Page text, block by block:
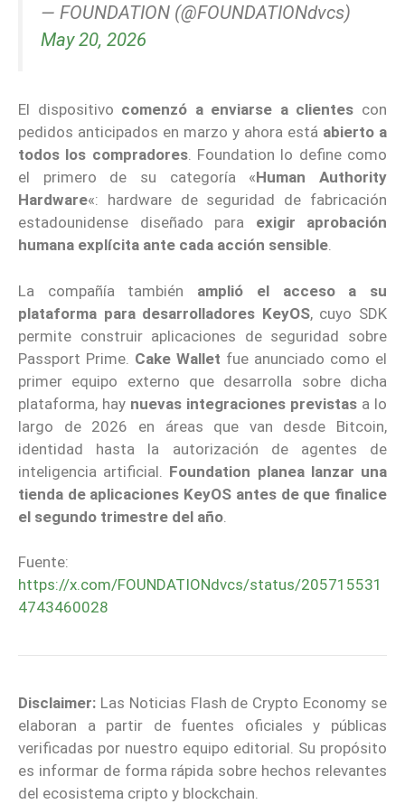
— FOUNDATION (@FOUNDATIONdvcs)
May 20, 2026
El dispositivo comenzó a enviarse a clientes con
pedidos anticipados en marzo y ahora está abierto a
todos los compradores. Foundation lo define como
el primero de su categoría «Human Authority
Hardware«: hardware de seguridad de fabricación
estadounidense diseñado para exigir aprobación
humana explícita ante cada acción sensible.
La compañía también amplió el acceso a su
plataforma para desarrolladores KeyOS, cuyo SDK
permite construir aplicaciones de seguridad sobre
Passport Prime. Cake Wallet fue anunciado como el
primer equipo externo que desarrolla sobre dicha
plataforma, hay nuevas integraciones previstas a lo
largo de 2026 en áreas que van desde Bitcoin,
identidad hasta la autorización de agentes de
inteligencia artificial. Foundation planea lanzar una
tienda de aplicaciones KeyOS antes de que finalice
el segundo trimestre del año
Fuente:
https://x.com/FOUNDATIONdvcs/status/205715531
4743460028
Disclaimer: Las Noticias Flash de Crypto Economy se
elaboran a partir de fuentes oficiales y públicas
verificadas por nuestro equipo editorial. Su propósito
es informar de forma rápida sobre hechos relevantes
del ecosistema cripto y blockchain.